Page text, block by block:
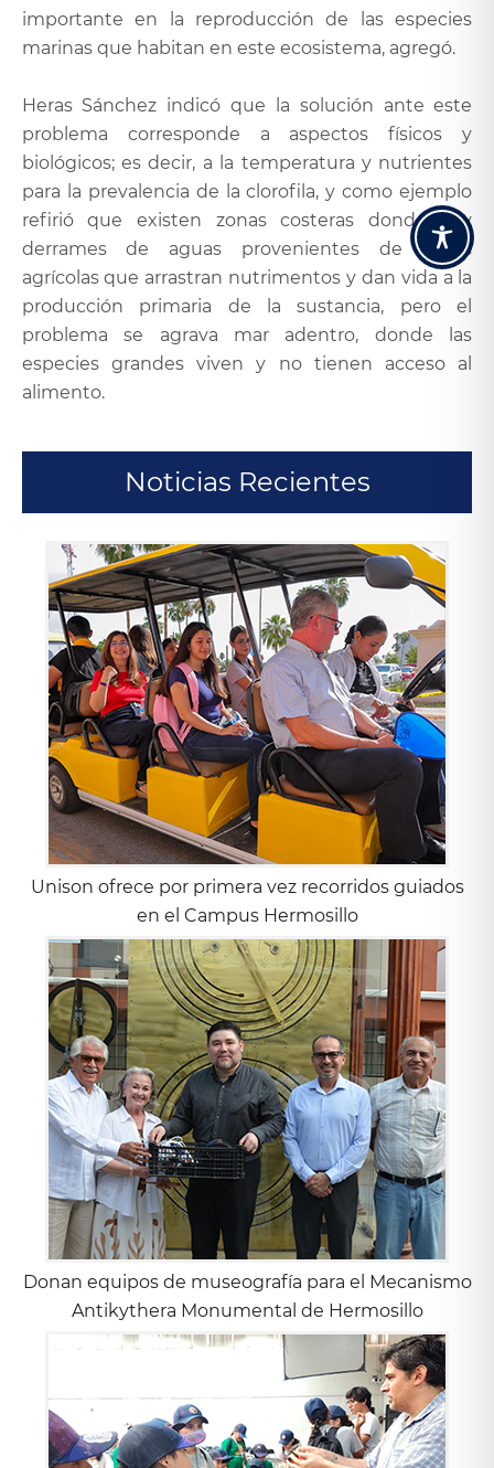
importante en la reproducción de las especies
marinas que habitan en este ecosistema, agregó.
Heras Sánchez indicó que la solución ante este
problema corresponde a aspectos físicos y
biológicos; es decir, a la temperatura y nutrientes
para la prevalencia de la clorofila, y como ejemplo
refirió que existen zonas costeras donde hay
derrames de aguas provenientes de zonas
agrícolas que arrastran nutrimentos y dan vida a la
producción primaria de la sustancia, pero el
problema se agrava mar adentro, donde las
especies grandes viven y no tienen acceso al
alimento.
Noticias Recientes
Unison ofrece por primera vez recorridos guiados
en el Campus Hermosillo
Donan equipos de museografía para el Mecanismo
Antikythera Monumental de Hermosillo